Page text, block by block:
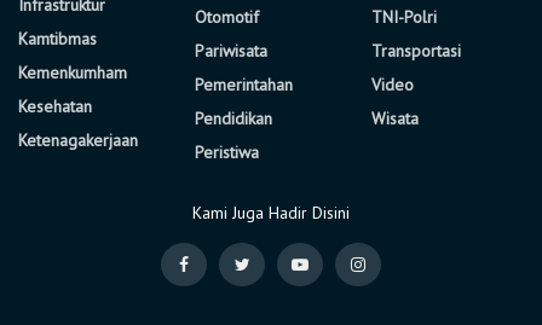
Infrastruktur
Kamtibmas
Kemenkumham
Kesehatan
Ketenagakerjaan
Otomotif
Pariwisata
Pemerintahan
Pendidikan
Peristiwa
TNI-Polri
Transportasi
Video
Wisata
Kami Juga Hadir Disini